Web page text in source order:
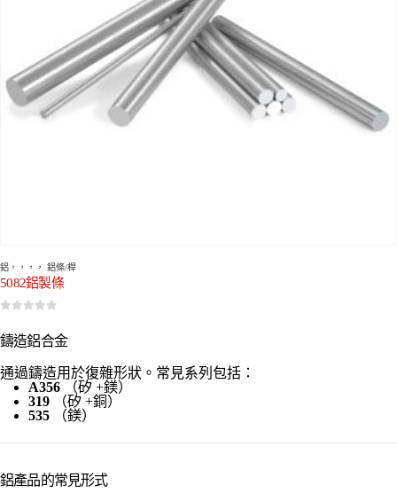
鋁 ，，，， 鋁條/桿
5082鋁製條
鑄造鋁合金
通過鑄造用於復雜形狀。常見系列包括：
A356 （矽 +鎂）
319 （矽 +銅）
535 （鎂）
鋁產品的常見形式